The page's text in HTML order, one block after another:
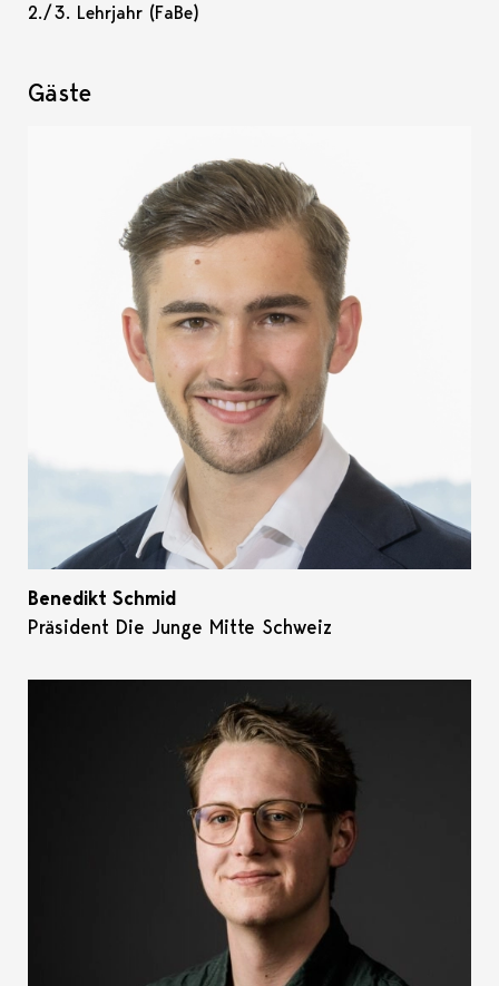
2./3. Lehrjahr (FaBe)
Gäste
Benedikt Schmid
Präsident Die Junge Mitte Schweiz